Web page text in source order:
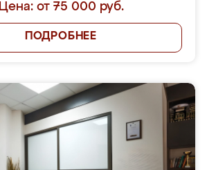
Цена: от 75 000 руб.
ПОДРОБНЕЕ